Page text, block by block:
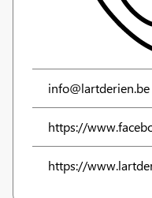
info@lartderien.be
https://
https://